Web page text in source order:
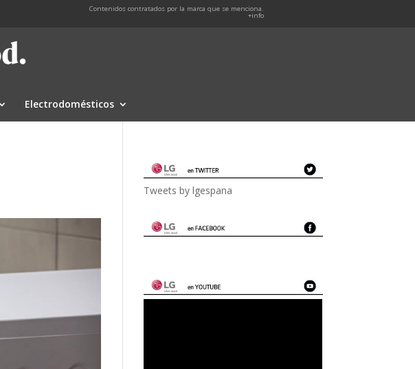
Contenidos contratados por la marca que se menciona.
+info
Electrodomésticos
Tweets by lgespana